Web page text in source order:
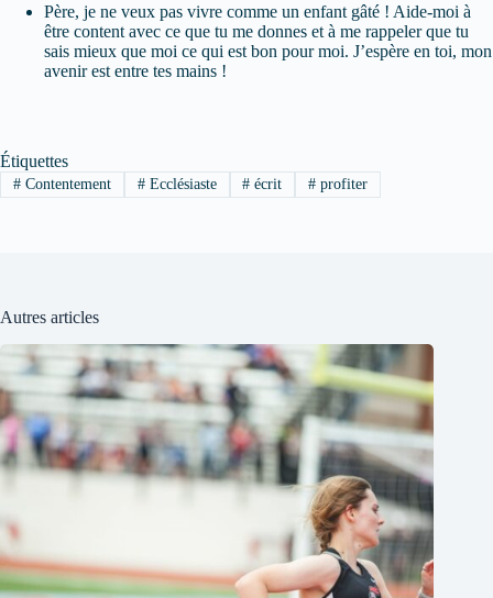
Père, je ne veux pas vivre comme un enfant gâté ! Aide-moi à
être content avec ce que tu me donnes et à me rappeler que tu
sais mieux que moi ce qui est bon pour moi. J’espère en toi, mon
avenir est entre tes mains !
Étiquettes
#Contentement #Ecclésiaste # écrit # profiter
Autres articles